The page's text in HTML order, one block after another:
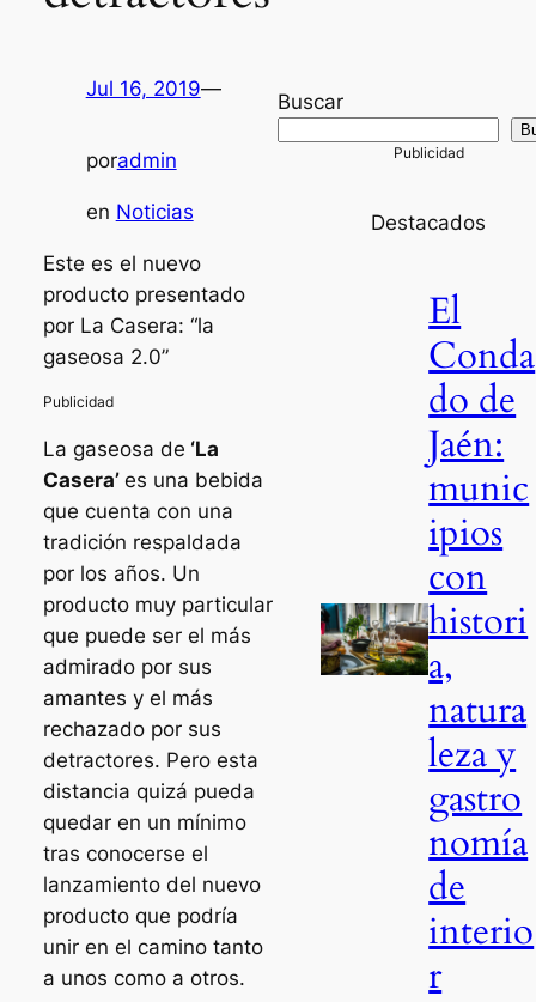
Jul 16, 2019—
poradmin
en Noticias
Este es el nuevo
producto presentado
por La Casera: “la
gaseosa 2.0”
La gaseosa de ‘La
Casera’ es una bebida
que cuenta con una
tradición respaldada
por los años. Un
producto muy particular
que puede ser el más
admirado por sus
amantes y el más
rechazado por sus
detractores. Pero esta
distancia quizá pueda
quedar en un mínimo
tras conocerse el
lanzamiento del nuevo
producto que podría
unir en el camino tanto
a unos como a otros.
Buscar
Destacados
El
Conda
do de
Jaén:
munic
ipios
con
histori
a,
natura
leza y
gastro
nomía
de
interio
r